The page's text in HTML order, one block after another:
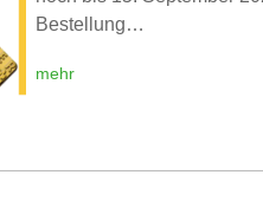
Bestellung…
mehr